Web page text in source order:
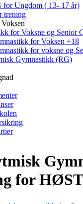
for Ungdom ( 13- 17 år)
trening
for Voksne og Senior
for Voksen +18
for voksne og
Gymnastikk (RG)
for